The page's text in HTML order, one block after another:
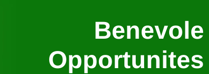
Benevole
Opportunites